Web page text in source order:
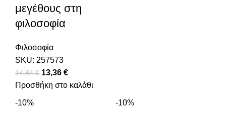
μεγέθους στη
φιλοσοφία
Φιλοσοφία
SKU: 257573
14,84€ Original price was: 14,84 €.
13,36 €
Προσθήκη στο καλάθι
-10% -10%